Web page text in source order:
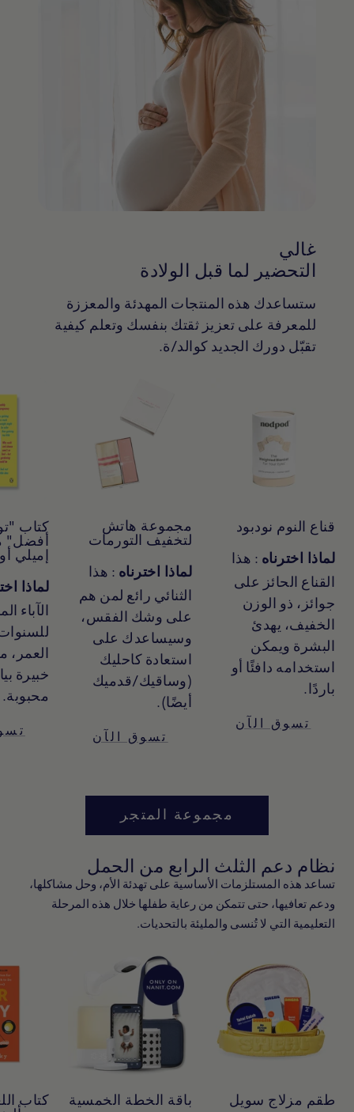
غالي
التحضير لما قبل الولادة
ستساعدك هذه المنتجات المهدئة والمعززة
للمعرفة على تعزيز ثقتك بنفسك وتعلم كيفية
تقبّل دورك الجديد كوالد/ة.
قناع النوم نودبود
لماذا اخترناه : هذا
القناع الحائز على
جوائز، ذو الوزن
الخفيف، يهدئ
البشرة ويمكن
استخدامه دافئًا أو
باردًا.
تسوق الآن
مجموعة هاتش
لتخفيف التورمات
لماذا اخترناه : هذا
الثنائي رائع لمن هم
على وشك الفقس،
وسيساعدك على
استعادة كاحليك
(وساقيك/قدميك
أيضًا).
تسوق الآن
كتاب
أفضل"
إميلي
لماذا
الآباء
العمر،
خبيرة
محبوبة.
مجموعة المتجر
نظام دعم الثلث الرابع من الحمل
تساعد هذه المستلزمات الأساسية على تهدئة الأم، وحل مشاكلها،
ودعم تعافيها، حتى تتمكن من رعاية طفلها خلال هذه المرحلة
التعليمية التي لا تُنسى والمليئة بالتحديات.
طقم مزلاج سويل باقة الخطة الخمسية كتاب